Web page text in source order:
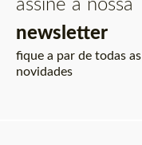
assine a nossa
newsletter
fique a par de todas as
novidades